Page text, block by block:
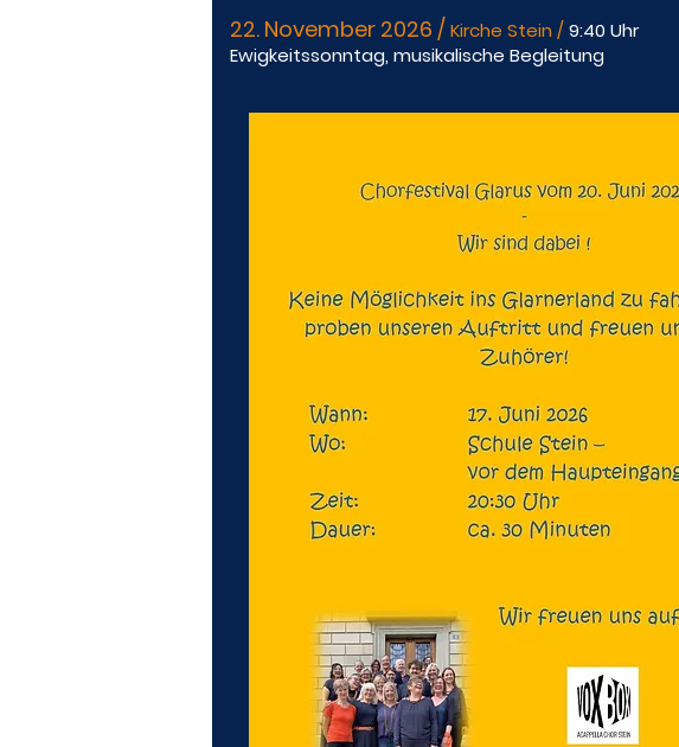
22. November 2026 /Kirche Stein /9:40 Uhr
Ewigkeitssonntag, musikalische Begleitung